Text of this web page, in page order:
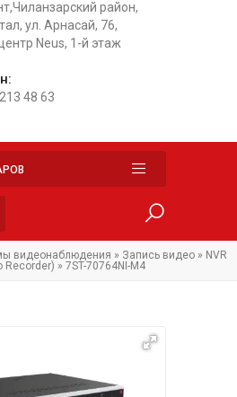
район,
ул. Арнасай, 76,
Neus, 1-й этаж
48 63
видеонаблюдения » Запись видео» NVR
Recorder) » 7ST-70764NI-M4